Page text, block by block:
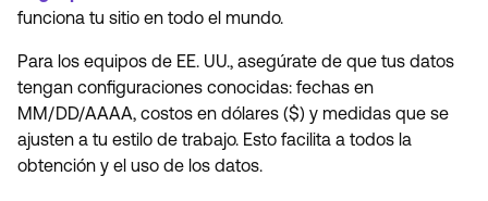
funciona tu sitio en todo el mundo.
Para los equipos de EE. UU., asegúrate de que tus datos
tengan configuraciones conocidas: fechas en
MM/DD/AAAA, costos en dólares ($) y medidas que se
ajusten a tu estilo de trabajo. Esto facilita a todos la
obtención y el uso de los datos.